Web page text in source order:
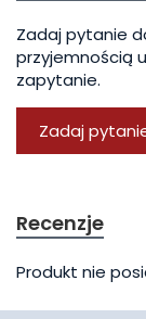
Zadaj pytanie
przyjemnością
zapytanie.
Zadaj
Recenzje
Produkt nie